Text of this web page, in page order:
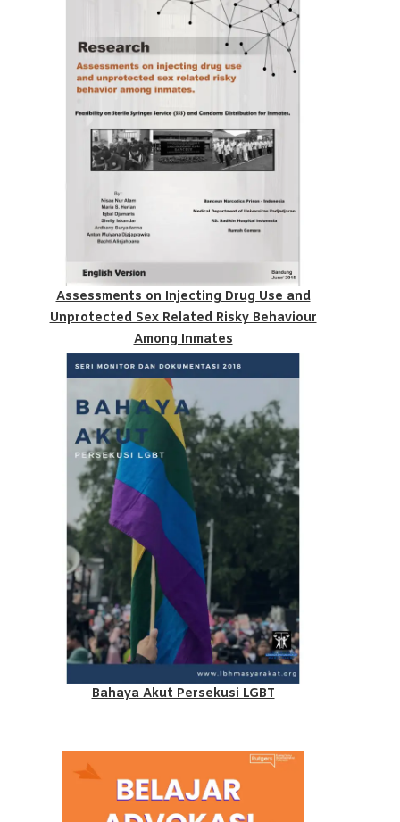
Assessments on Injecting Drug Use and
Unprotected Sex Related Risky Behaviour
Among Inmates
Bahaya Akut Persekusi LGBT